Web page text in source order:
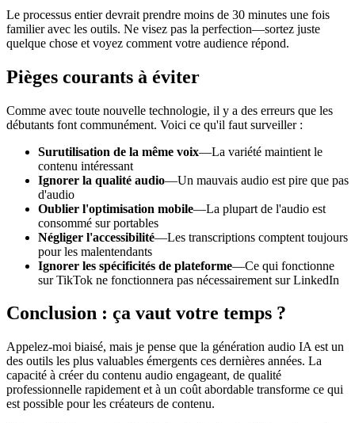
Le processus entier devrait prendre moins de 30 minutes une fois
familier avec les outils. Ne visez pas la perfection—sortez juste
quelque chose et voyez comment votre audience répond.
Pièges courants à éviter
Comme avec toute nouvelle technologie, il y a des erreurs que les
débutants font communément. Voici ce qu'il faut surveiller :
Surutilisation de la même voix—La variété maintient le
contenu intéressant
Ignorer la qualité audio—Un mauvais audio est pire que pas
d'audio
Oublier l'optimisation mobile—La plupart de l'audio est
consommé sur portables
Négliger l'accessibilité—Les transcriptions comptent toujours
pour les malentendants
Ignorer les spécificités de plateforme—Ce qui fonctionne
sur TikTok ne fonctionnera pas nécessairement sur LinkedIn
Conclusion : ça vaut votre temps ?
Appelez-moi biaisé, mais je pense que la génération audio IA est un
des outils les plus valuables émergents ces dernières années. La
capacité à créer du contenu audio engageant, de qualité
professionnelle rapidement et à un coût abordable transforme ce qui
est possible pour les créateurs de contenu.